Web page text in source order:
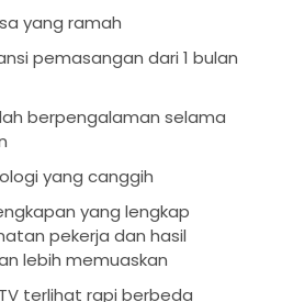
yang ramah
pemasangan dari 1 bulan
berpengalaman selama
yang canggih
yang lengkap
pekerja dan hasil
lebih memuaskan
terlihat rapi berbeda